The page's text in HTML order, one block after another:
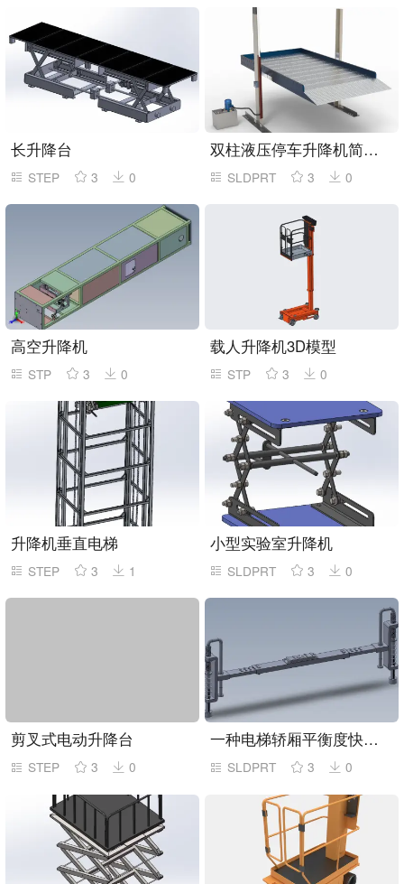
长升降台
STEP 3 0
双柱液压停车升降机简易模型
SLDPRT 3 0
高空升降机
STP 3 0
载人升降机3D模型
STP 3 0
升降机垂直电梯
STEP 3 1
小型实验室升降机
SLDPRT 3 0
剪叉式电动升降台
STEP 3 0
一种电梯轿厢平衡度快速检测工具
SLDPRT 3 0